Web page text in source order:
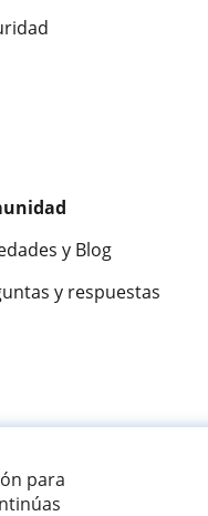
para
y Blog
y respuestas